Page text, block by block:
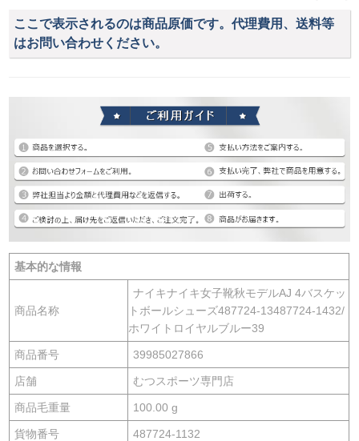
ここで表示されるのは商品原価です。代理費用、送料等
はお問い合わせください。
基本的な情報
商品名称
ナイキナイキ女子靴秋モデルAJ 4バスケッ
トボールシューズ487724-13487724-1432/
ホワイトロイヤルブルー39
商品番号 39985027866
店舗 むつスポーツ専門店
商品毛重量 100.00 g
貨物番号 487724-1132